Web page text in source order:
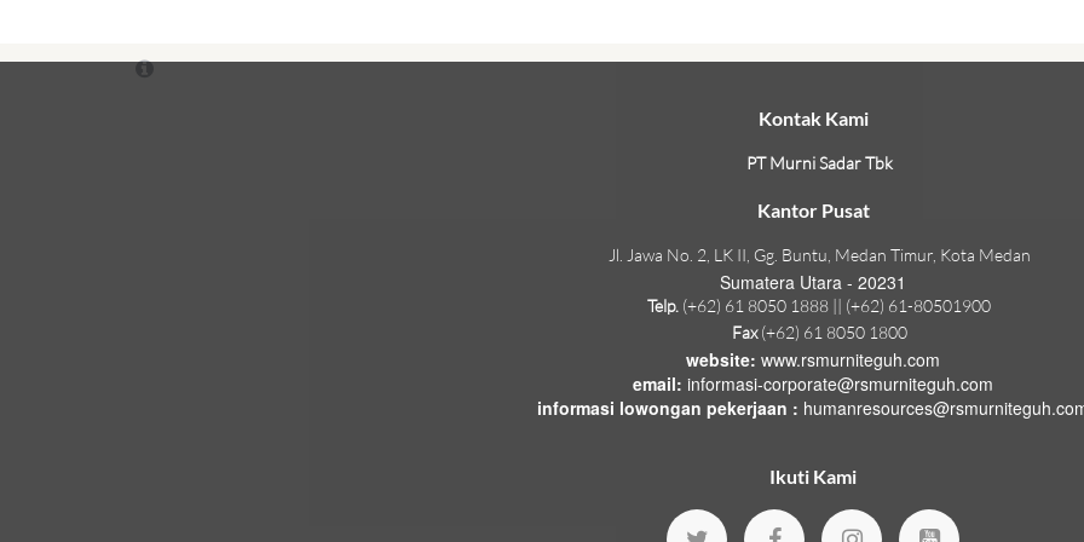
Kontak Kami
PT Murni Sadar Tbk
Kantor Pusat
Jl. Jawa No. 2, LK II, Gg. Buntu, Medan Timur, Kota Medan
Sumatera Utara - 20231
Telp. (+62) 61 8050 1888 || (+62) 61-80501900
Fax(+62) 61 8050 1800
website: www.rsmurniteguh.com
email: informasi-corporate@rsmurniteguh.com
informasi lowongan pekerjaan :
Ikuti Kami